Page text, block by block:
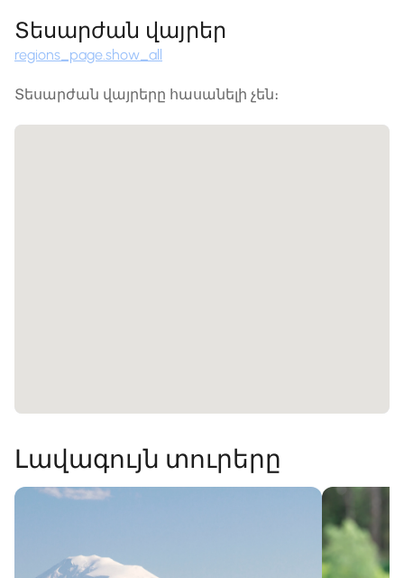
Տեսարժան վայրեր
regions_page.show_all
Տեսարժան վայրերը հասանելի չեն։
Լավագույն տուրերը